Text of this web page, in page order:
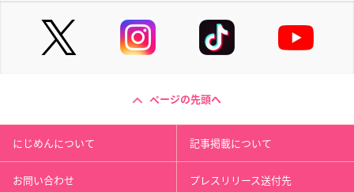
ページの先頭へ
にじめんについて 記事掲載について
お問い合わせ プレスリリース送付先